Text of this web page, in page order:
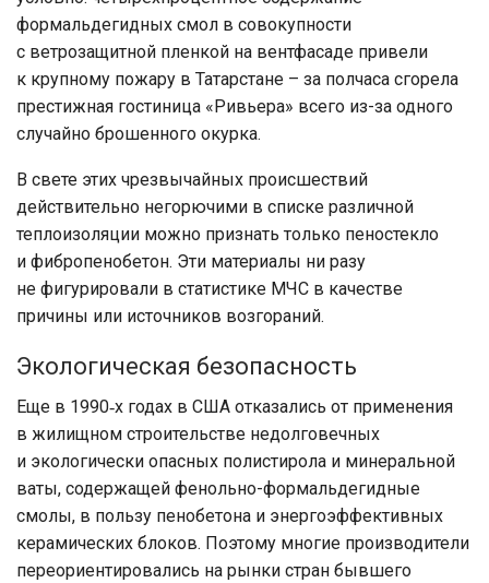
формальдегидных смол в совокупности
с ветрозащитной пленкой на вентфасаде привели
к крупному пожару в Татарстане – за полчаса сгорела
престижная гостиница «Ривьера» всего из-за одного
случайно брошенного окурка.
В свете этих чрезвычайных происшествий
действительно негорючими в списке различной
теплоизоляции можно признать только пеностекло
и фибропенобетон. Эти материалы ни разу
не фигурировали в статистике МЧС в качестве
причины или источников возгораний.
Экологическая безопасность
Еще в 1990‑х годах в США отказались от применения
в жилищном строительстве недолговечных
и экологически опасных полистирола и минеральной
ваты, содержащей фенольно-формальдегидные
смолы, в пользу пенобетона и энергоэффективных
керамических блоков. Поэтому многие производители
переориентировались на рынки стран бывшего